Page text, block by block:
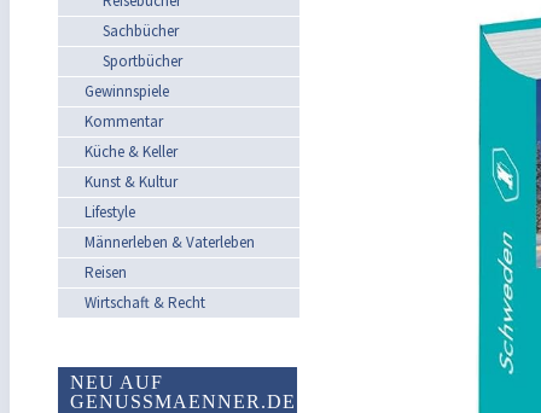
Sachbücher
Sportbücher
Gewinnspiele
Kommentar
Küche & Keller
Kunst & Kultur
Lifestyle
Männerleben & Vaterleben
Reisen
Wirtschaft & Recht
NEU AUF
GENUSSMAENNER.DE